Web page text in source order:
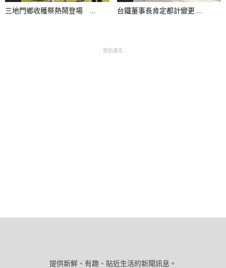
三地門鄉收穫祭熱鬧登場 ... 台鐵董事長肯定都計變更 ...
- 贊助廣告 -
提供新鮮、有趣、貼近生活的新聞訊息。